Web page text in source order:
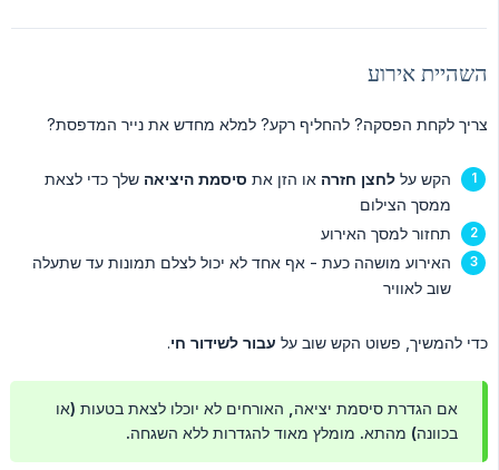
השהיית אירוע
צריך לקחת הפסקה? להחליף רקע? למלא מחדש את נייר המדפסת?
הקש על לחצן חזרה או הזן את סיסמת היציאה שלך כדי לצאת
ממסך הצילום
תחזור למסך האירוע
האירוע מושהה כעת - אף אחד לא יכול לצלם תמונות עד שתעלה
שוב לאוויר
כדי להמשיך, פשוט הקש שוב על עבור לשידור חי.
אם הגדרת סיסמת יציאה, האורחים לא יוכלו לצאת בטעות (או
בכוונה) מהתא. מומלץ מאוד להגדרות ללא השגחה.